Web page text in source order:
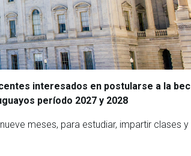
interesados en postularse a la
período 2027 y 2028
meses, para estudiar, impartir clases y